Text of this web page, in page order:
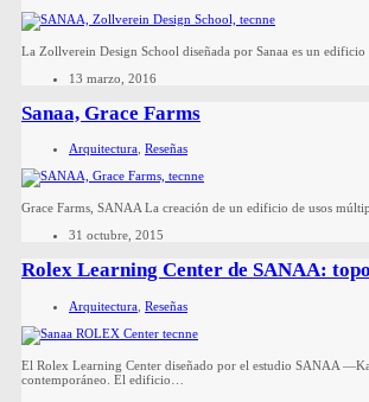
La Zollverein Design School diseñada por Sanaa es un
13 marzo, 2016
Sanaa, Grace Farms
Arquitectura Reseñas
Grace Farms, SANAA La creación de un edificio de usos
31 octubre, 2015
Rolex Learning Center de SANAA:
Arquitectura Reseñas
El Rolex Learning Center diseñado por el estudio SANAA
contemporáneo. El edificio…